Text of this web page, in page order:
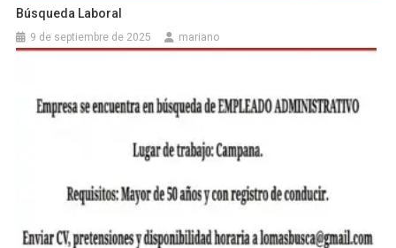
Búsqueda Laboral
9 de septiembre de 2025 mariano